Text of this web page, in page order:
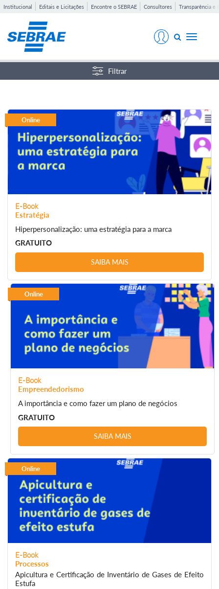
Institucional Editais e Licitações Encontre o SEBRAE Consultores Transparência e
Toggle
Filtrar
Online
E-Book
Estratégia
Hiperpersonalização: uma estratégia para a marca
GRATUITO
SAIBA MAIS
Online
E-Book
Empreendedorismo
A importância e como fazer um plano de negócios
GRATUITO
SAIBA MAIS
Online
E-Book
Processos
Apicultura e Certificação de Inventário de Gases de Efeito
Estufa